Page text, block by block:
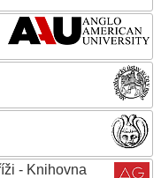
- Knihovna